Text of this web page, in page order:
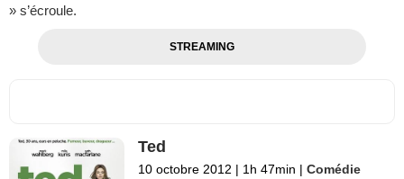
» s’écroule.
STREAMING
Ted
10 octobre 2012 | 1h 47min | Comédie